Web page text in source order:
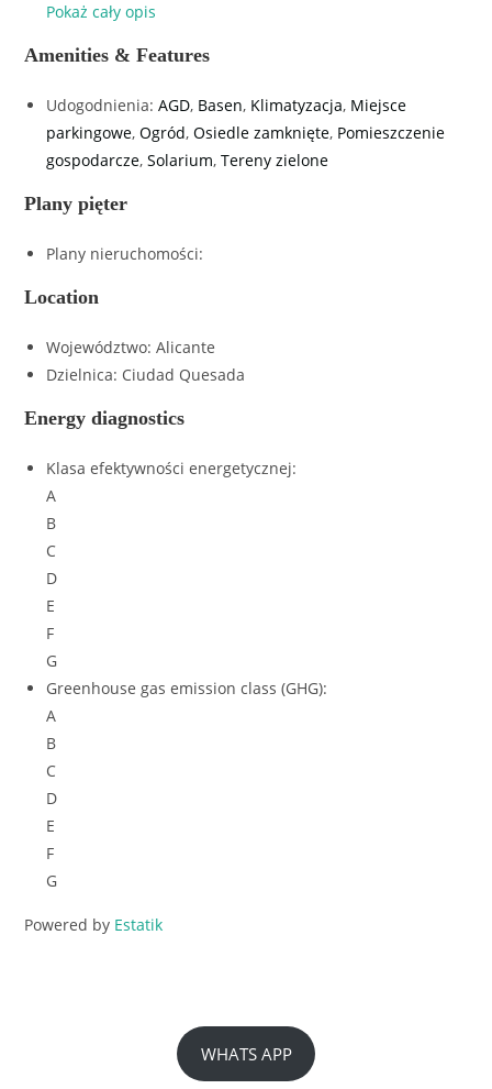
Pokaż cały opis
Amenities & Features
Udogodnienia: AGD, Basen, Klimatyzacja, Miejsce
parkingowe,Ogród,Osiedle zamknięte, Pomieszczenie
gospodarcze,Solarium,Tereny zielone
Plany pięter
Plany nieruchomości:
Location
Województwo: Alicante
Dzielnica: Ciudad Quesada
Energy diagnostics
Klasa efektywności energetycznej:
A
B
C
D
E
F
G
Greenhouse gas emission class (GHG):
A
B
C
D
E
F
G
Powered by Estatik
WHATS APP